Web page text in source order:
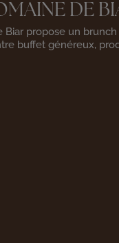
DE
Biar propose un
buffet généreux,